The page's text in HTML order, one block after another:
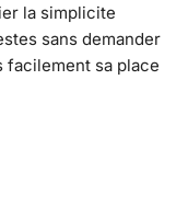
la simplicite
sans demander
facilement sa place